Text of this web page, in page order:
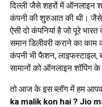
दिल्ली जैसे शहरों में ऑनलाइन
कंपनी की शुरुआत की थी। जैसे
ऐसी दो कंपनियां है जो पूरे
समान डिलीवरी कराने का
कंपनी भी फैशन, लाइफस्टाइल,
सामानों को ऑनलाइन शॉपिंग के
तो आज के इस ब्लॉग में हम
ka malik kon hai ? Jio